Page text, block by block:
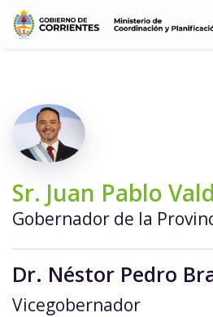
Sr. Juan Pablo
Gobernador de la
Dr. Néstor Pedro
Vicegobernador